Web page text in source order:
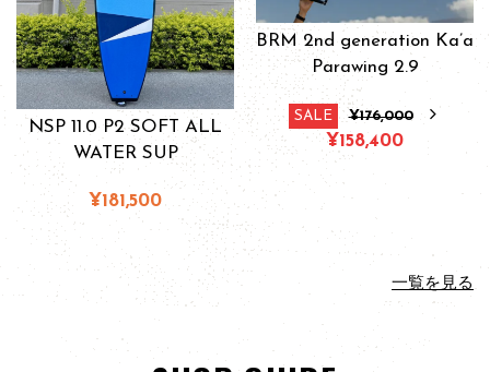
NSP 11.0 P2 SOFT ALL
WATER SUP
¥181,500
BRM 2nd generation Ka’a
Parawing 2.9
SALE ¥176,000
¥158,400
一覧を見る